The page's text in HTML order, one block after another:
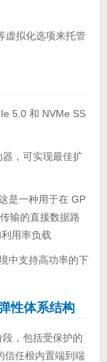
虚拟化选项来托管
5.0 和 NVMe SS
，可实现最佳扩
是一种用于在 GP
输的直接数据路
用率负载
中支持高功率的下
性体系结构
，包括受保护的
信任根内置端到端